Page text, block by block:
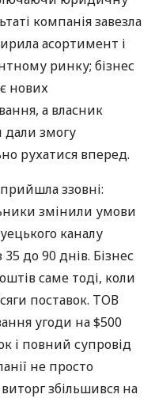
компанія завезла
асортимент і
ринку; бізнес
нових
а власник
дали змогу
рухатися вперед.
ззовні:
змінили умови
каналу
до 90 днів. Бізнес
саме тоді, коли
поставок. ТОВ
угоди на $500
і повний супровід
не просто
збільшився на